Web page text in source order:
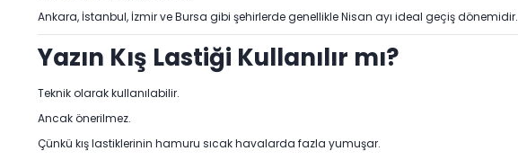
Ankara, İstanbul, İzmir ve Bursa gibi şehirlerde genellikle Nisan ayı ideal geçiş dönemidir.
Yazın Kış Lastiği Kullanılır mı?
Teknik olarak kullanılabilir.
Ancak önerilmez.
Çünkü kış lastiklerinin hamuru sıcak havalarda fazla yumuşar.